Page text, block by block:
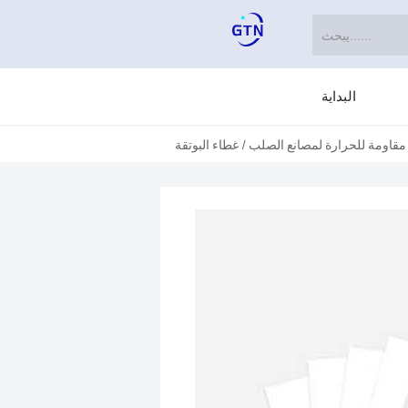
البداية
للحرارة لمصانع الصلب /غطاء البوتقة